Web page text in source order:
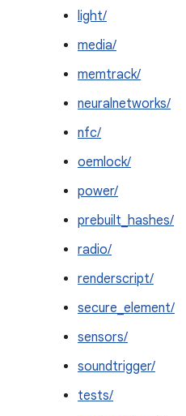
light/
media/
memtrack/
neuralnetworks/
nfc/
oemlock/
power/
prebuilt_hashes/
radio/
renderscript/
secure_element/
sensors/
soundtrigger/
tests/